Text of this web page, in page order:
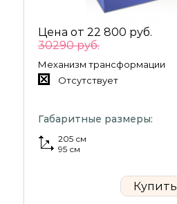
Цена от 22 800 руб.
30290 руб.
Механизм трансформации
Отсутствует
Габаритные размеры:
205 см
95 см
Купить